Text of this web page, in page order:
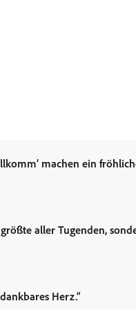
machen ein
aller Tugenden,
Herz.“